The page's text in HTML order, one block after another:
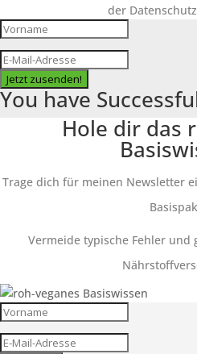
der
Jetzt zusenden!
You have
Hole dir das
Trage dich für meinen Newsletter
Vermeide typische Fehler